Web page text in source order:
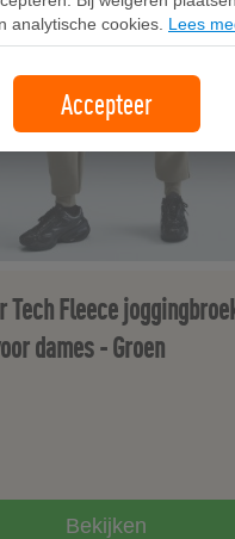
Tech Fleece
dames - Groen
Bekijken
analytische cookies. Lees
Accepteer